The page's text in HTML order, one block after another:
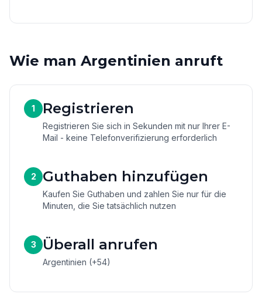
Wie man Argentinien anruft
1 Registrieren
Registrieren Sie sich in Sekunden mit nur Ihrer E-
Mail - keine Telefonverifizierung erforderlich
2 Guthaben hinzufügen
Kaufen Sie Guthaben und zahlen Sie nur für die
Minuten, die Sie tatsächlich nutzen
3 Überall anrufen
Argentinien (+54)